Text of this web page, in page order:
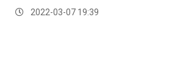
2022-03-07 19:39